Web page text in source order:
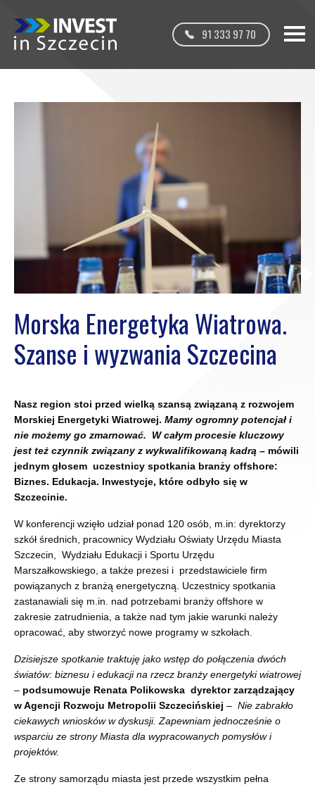
91 333 97 70
Morska Energetyka Wiatrowa.
Szanse i wyzwania Szczecina
Nasz region stoi przed wielką szansą związaną z rozwojem
Morskiej Energetyki Wiatrowej. Mamy ogromny potencjał i
nie możemy go zmarnować. W całym procesie kluczowy
jest też czynnik związany z wykwalifikowaną kadrą – mówili
jednym głosem uczestnicy spotkania branży offshore:
Biznes. Edukacja. Inwestycje, które odbyło się w
Szczecinie.
W konferencji wzięło udział ponad 120 osób, m.in: dyrektorzy
szkół średnich, pracownicy Wydziału Oświaty Urzędu Miasta
Szczecin, Wydziału Edukacji i Sportu Urzędu
Marszałkowskiego, a także prezesi i przedstawiciele firm
powiązanych z branżą energetyczną. Uczestnicy spotkania
zastanawiali się m.in. nad potrzebami branży offshore w
zakresie zatrudnienia, a także nad tym jakie warunki należy
opracować, aby stworzyć nowe programy w szkołach.
Dzisiejsze spotkanie traktuję jako wstęp do połączenia dwóch
światów: biznesu i edukacji na rzecz branży energetyki wiatrowej
– podsumowuje Renata Polikowska dyrektor zarządzający
w Agencji Rozwoju Metropolii Szczecińskiej – Nie zabrakło
ciekawych wniosków w dyskusji. Zapewniam jednocześnie o
wsparciu ze strony Miasta dla wypracowanych pomysłów i
projektów.
Ze strony samorządu miasta jest przede wszystkim pełna